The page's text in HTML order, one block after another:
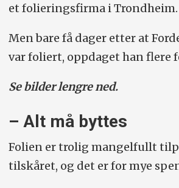
et folieringsfirma i Trondheim.
Men bare få dager etter at
var foliert, oppdaget han flere
Se bilder lengre ned.
– Alt må byttes
Folien er trolig mangelfullt
tilskåret, og det er for mye